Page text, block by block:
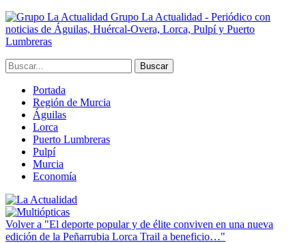
Grupo La Actualidad - Periódico con
noticias de Águilas, Huércal-Overa, Lorca, Pulpí y Puerto
Lumbreras
Portada
Región de Murcia
Águilas
Lorca
Puerto Lumbreras
Pulpí
Murcia
Economía
Volver a "El deporte popular y de élite conviven en una nueva
edición de la Peñarrubia Lorca Trail a beneficio…"